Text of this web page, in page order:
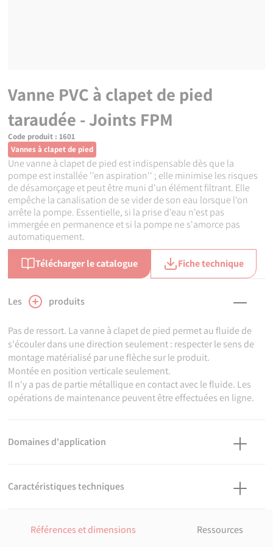
Vanne PVC à clapet de pied
taraudée - Joints FPM
Code produit :1601
Vannes à clapet de pied
Une vanne à clapet de pied est indispensable dès que la
pompe est installée ''en aspiration'' ; elle minimise les risques
de désamorçage et peut être muni d'un élément filtrant. Elle
empêche la canalisation de se vider de son eau lorsque l'on
arrête la pompe. Essentielle, si la prise d'eau n'est pas
immergée en permanence et si la pompe ne s'amorce pas
automatiquement.
Télécharger le catalogue Fiche technique
Les produits
Pas de ressort. La vanne à clapet de pied permet au fluide de
s'écouler dans une direction seulement : respecter le sens de
montage matérialisé par une flèche sur le produit.
Montée en position verticale seulement.
Il n'y a pas de partie métallique en contact avec le fluide. Les
opérations de maintenance peuvent être effectuées en ligne.
Domaines d'application
de canalisations d'eau sous pression à des températures
inférieures ou égales à 45°C (à partir de 25°C, appliquer un
composants en PVC-U ou en d'autres matériaux destinés aux
Caractéristiques techniques
Corps : PVC-U. Ecrous : PVC-U. Joints : FPM. Clapet : PVC-U.
Références et dimensions Ressources